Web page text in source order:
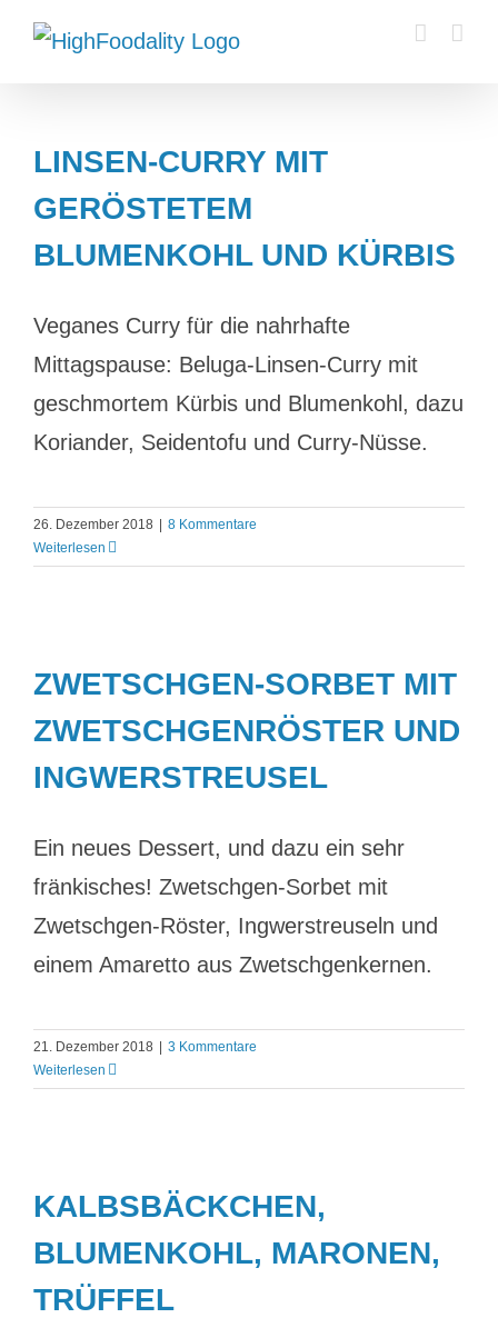
Zum
Inhalt
LINSEN-CURRY MIT
GERÖSTETEM
BLUMENKOHL UND KÜRBIS
Veganes Curry für die nahrhafte
Mittagspause: Beluga-Linsen-Curry mit
geschmortem Kürbis und Blumenkohl, dazu
Koriander, Seidentofu und Curry-Nüsse.
26. Dezember 2018
8 Kommentare
Weiterlesen
ZWETSCHGEN-SORBET MIT
ZWETSCHGENRÖSTER UND
INGWERSTREUSEL
Ein neues Dessert, und dazu ein sehr
fränkisches! Zwetschgen-Sorbet mit
Zwetschgen-Röster, Ingwerstreuseln und
einem Amaretto aus Zwetschgenkernen.
21. Dezember 2018
3 Kommentare
Weiterlesen
KALBSBÄCKCHEN,
BLUMENKOHL, MARONEN,
TRÜFFEL